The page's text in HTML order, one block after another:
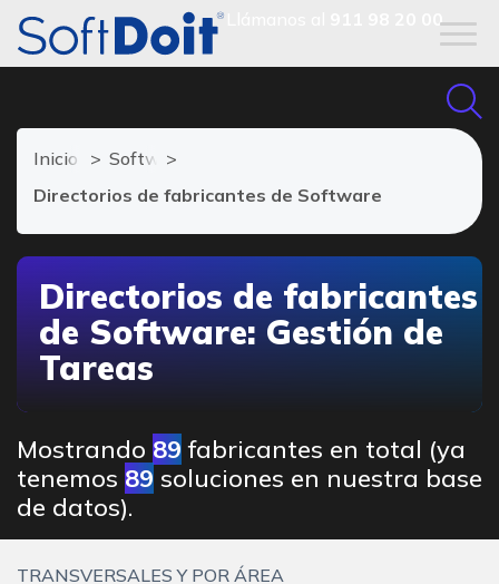
911 98 20 00
Inicio
Software de Gestión de Tareas
Directorios de fabricantes de Software
Directorios de fabricantes
de Software: Gestión de
Tareas
Mostrando 89 fabricantes en total (ya
tenemos 89 soluciones en nuestra base
de datos).
TRANSVERSALES Y POR ÁREA